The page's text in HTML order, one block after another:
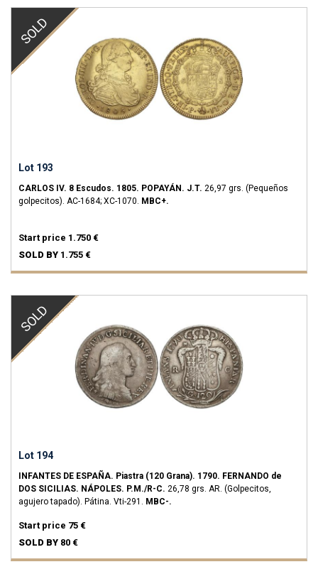
SOLD
Lot 193
CARLOS IV. 8 Escudos. 1805. POPAYÁN. J.T. 26,97 grs. (Pequeños
golpecitos). AC-1684; XC-1070. MBC+.
Start price 1.750 €
SOLD BY 1.755 €
SOLD
Lot 194
INFANTES DE ESPAÑA. Piastra (120 Grana). 1790. FERNANDO de
DOS SICILIAS. NÁPOLES. P.M./R-C. 26,78 grs. AR. (Golpecitos,
agujero tapado). Pátina. Vti-291. MBC-.
Start price 75 €
SOLD BY 80 €